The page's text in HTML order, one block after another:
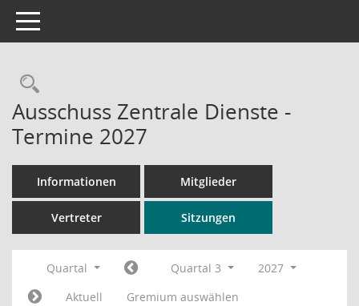
Toggle navigation
Rechercheauswahl
Ausschuss Zentrale Dienste -
Termine 2027
Informationen Mitglieder
Vertreter Sitzungen
Quartal Quartal 3
2027
Aktuell
Gremium auswählen